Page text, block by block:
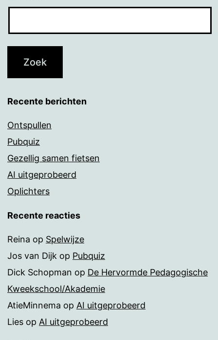
Recente berichten
Ontspullen
Pubquiz
Gezellig samen fietsen
AI uitgeprobeerd
Oplichters
Recente reacties
Reina op Spelwijze
Jos van Dijk op Pubquiz
Dick Schopman op De Hervormde Pedagogische
Kweekschool/Akademie
AtieMinnema op AI uitgeprobeerd
Lies op AI uitgeprobeerd